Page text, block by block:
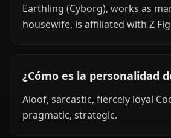
Earthling (Cyborg), works as
housewife, is affiliated with Z
¿Cómo es la personalidad
Aloof, sarcastic, fiercely loyal
pragmatic, strategic.